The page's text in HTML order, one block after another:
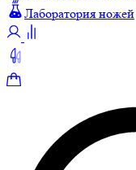
Лаборатория ножей